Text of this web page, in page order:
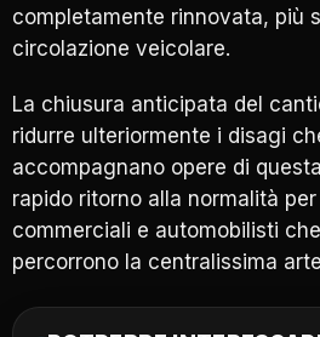
completamente rinnovata, più
circolazione veicolare.
La chiusura anticipata del
ridurre ulteriormente i disagi
accompagnano opere di
rapido ritorno alla normalità
commerciali e automobilisti
percorrono la centralissima